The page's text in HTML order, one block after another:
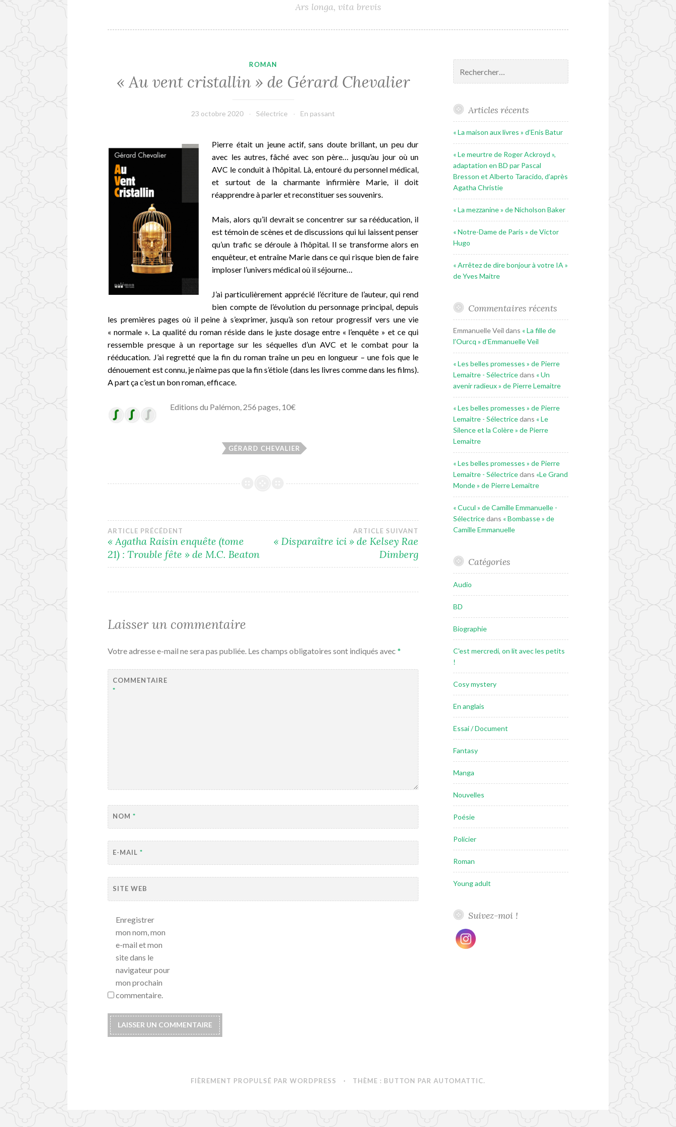
Ars longa, vita brevis
ROMAN
« Au vent cristallin » de Gérard Chevalier
23 octobre 2020 Sélectrice En passant
Pierre était un jeune actif, sans doute brillant, un peu dur
avec les autres, fâché avec son père… jusqu’au jour où un
AVC le conduit à l’hôpital. Là, entouré du personnel médical,
et surtout de la charmante infirmière Marie, il doit
réapprendre à parler et reconstituer ses souvenirs.
Mais, alors qu’il devrait se concentrer sur sa rééducation, il
est témoin de scènes et de discussions qui lui laissent penser
qu’un trafic se déroule à l’hôpital. Il se transforme alors en
enquêteur, et entraîne Marie dans ce qui risque bien de faire
imploser l’univers médical où il séjourne…
J’ai particulièrement apprécié l’écriture de l’auteur, qui rend
bien compte de l’évolution du personnage principal, depuis
les premières pages où il peine à s’exprimer, jusqu’à son retour progressif vers une vie
« normale ». La qualité du roman réside dans le juste dosage entre « l’enquête » et ce qui
ressemble presque à un reportage sur les séquelles d’un AVC et le combat pour la
rééducation. J’ai regretté que la fin du roman traîne un peu en longueur – une fois que le
dénouement est connu, je n’aime pas que la fin s’étiole (dans les livres comme dans les films).
A part ça c’est un bon roman, efficace.
Editions du Palémon, 256 pages, 10€
GÉRARD CHEVALIER
Navigation
de
ARTICLE PRÉCÉDENT
« Agatha Raisin enquête (tome
21) : Trouble fête » de M.C. Beaton
ARTICLE SUIVANT
« Disparaître ici » de Kelsey Rae
Dimberg
Laisser un commentaire
Votre adresse e-mail ne sera pas publiée. Les champs obligatoires sont indiqués avec*
COMMENTAIRE
*
NOM*
E-MAIL*
SITE WEB
Enregistrer
mon nom, mon
e-mail et mon
site dans le
navigateur pour
mon prochain
commentaire.
Articles récents
« La maison aux livres » d’Enis Batur
« Le meurtre de Roger Ackroyd »,
adaptation en BD par Pascal
Bresson et Alberto Taracido, d’après
Agatha Christie
« La mezzanine » de Nicholson Baker
« Notre-Dame de Paris » de Victor
Hugo
« Arrêtez de dire bonjour à votre IA »
de Yves Maitre
Commentaires récents
Emmanuelle Veil dans « La fille de
l’Ourcq » d’Emmanuelle Veil
« Les belles promesses » de Pierre
Lemaitre - Sélectricedans « Un
avenir radieux » de Pierre Lemaitre
« Les belles promesses » de Pierre
Lemaitre - Sélectricedans « Le
Silence et la Colère » de Pierre
Lemaitre
« Les belles promesses » de Pierre
Lemaitre - Sélectricedans «Le Grand
Monde » de Pierre Lemaitre
« Cucul » de Camille Emmanuelle -
Sélectricedans « Bombasse » de
Camille Emmanuelle
Catégories
Audio
BD
Biographie
C'est mercredi, on lit avec les petits
!
Cosy mystery
En anglais
Essai / Document
Fantasy
Manga
Nouvelles
Poésie
Policier
Roman
Young adult
Suivez-moi !
FIÈREMENT PROPULSÉ PAR WORDPRESS · THÈME : BUTTON PARAUTOMATTIC.